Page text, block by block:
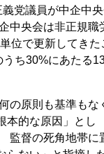
党議員が中企中
中央会は非正規
位で更新してき
ち30%にあたる
の原則も基準も
的な原因」とし
監督の死角地帯